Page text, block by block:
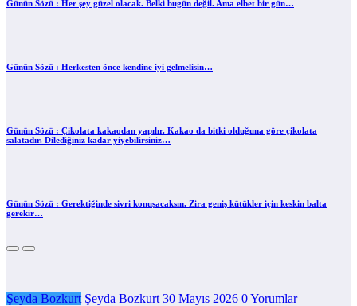
Günün Sözü : Her şey güzel olacak. Belki bugün değil. Ama elbet bir gün…
Günün Sözü : Herkesten önce kendine iyi gelmelisin…
Günün Sözü : Çikolata kakaodan yapılır. Kakao da bitki olduğuna göre çikolata
salatadır. Dilediğiniz kadar yiyebilirsiniz…
Günün Sözü : Gerektiğinde sivri konuşacaksın. Zira geniş kütükler için keskin balta
gerekir…
Şeyda Bozkurt Şeyda Bozkurt 30 Mayıs 2026 0 Yorumlar